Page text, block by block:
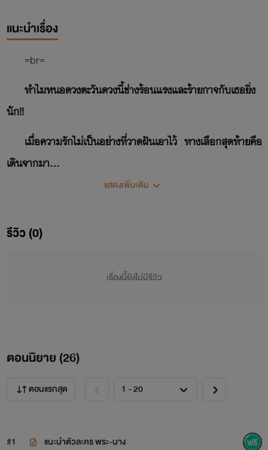
แนะนำเรื่อง
=br=
ทำไมหนอดวงตะวันดวงนี้ช่างร้อนแรงและร้ายกาจกับเธอยิ่ง
นัก!!
เมื่อความรักไม่เป็นอย่างที่วาดฝันเอาไว้ ทางเลือกสุดท้ายคือ
เดินจากมา...
ผู้ชายที่ใจร้ายเสมอต้นเสมอปลายแต่เธอก็ยังเลือกที่จะอยู่กับ
แหลกสลาย...
=br=
แสดงเพิ่มเติม
รีวิว (0)
เรื่องนี้ยังไม่มีรีวิว
ตอนนิยาย (26)
ตอนแรกสุด
#1 แนะนำตัวละคร พระ-นาง